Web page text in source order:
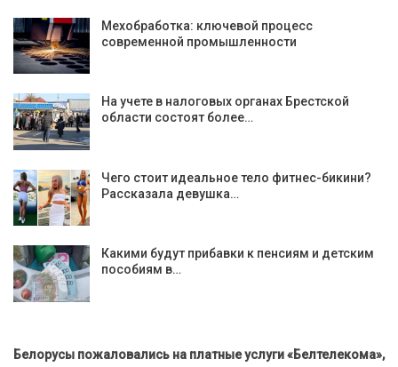
Мехобработка: ключевой процесс
современной промышленности
На учете в налоговых органах Брестской
области состоят более…
Чего стоит идеальное тело фитнес-бикини?
Рассказала девушка…
Какими будут прибавки к пенсиям и детским
пособиям в…
Белорусы пожаловались на платные услуги «Белтелекома»,